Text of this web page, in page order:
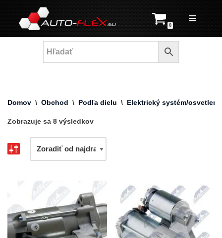
Prejsť
na
0
Domov \ Obchod \ Podľa dielu \ Elektrický systém/
Zobrazuje sa 8 výsledkov